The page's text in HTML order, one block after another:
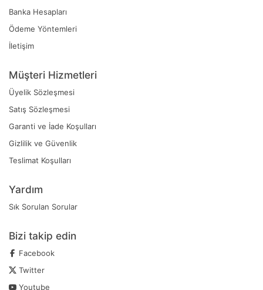
Banka Hesapları
Ödeme Yöntemleri
İletişim
Müşteri Hizmetleri
Üyelik Sözleşmesi
Satış Sözleşmesi
Garanti ve İade Koşulları
Gizlilik ve Güvenlik
Teslimat Koşulları
Yardım
Sık Sorulan Sorular
Bizi takip edin
Facebook
Twitter
Youtube